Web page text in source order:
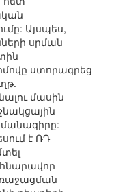
Այսպես,
սրման
ստորագրեց
մասին
է ՌԴ